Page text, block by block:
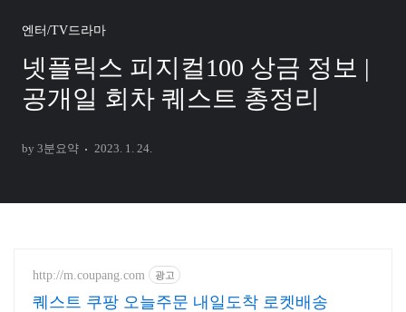
엔터/TV드라마
넷플릭스 피지컬100 상금 정보 |
공개일 회차 퀘스트 총정리
by 3분요약 2023. 1. 24.
http://m.coupang.com 광고
퀘스트 쿠팡 오늘주문 내일도착 로켓배송